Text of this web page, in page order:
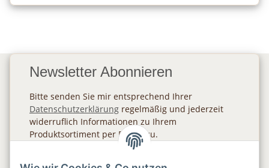
Newsletter Abonnieren
Bitte senden Sie mir entsprechend Ihrer
Datenschutzerklärung regelmäßig und jederzeit
widerruflich Informationen zu Ihrem
Produktsortiment per E-Mail zu.